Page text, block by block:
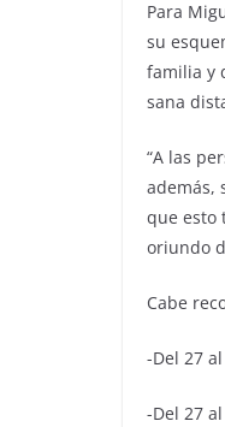
Para
su
familia y
sana
“A las
además,
que esto
oriundo
Cabe
-Del 27
-Del 27